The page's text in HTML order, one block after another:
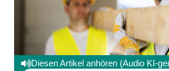
Diesen Artikel anhören (Audio KI-